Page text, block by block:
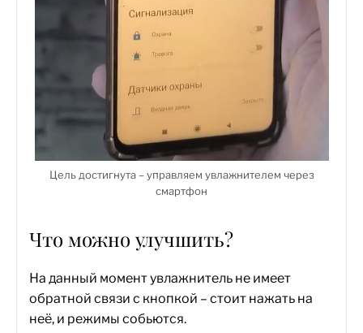
Цель достигнута – управляем увлажнителем через
смартфон
Что можно улучшить?
На данный момент увлажнитель не имеет
обратной связи с кнопкой – стоит нажать на
неё, и режимы собьются.